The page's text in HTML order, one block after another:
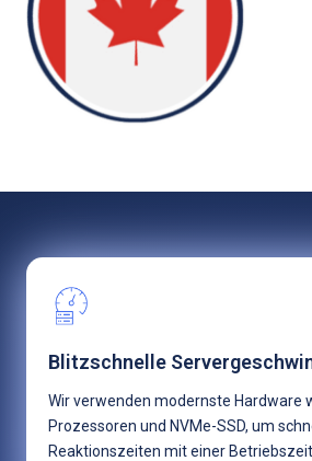
Blitzschnelle
Wir verwenden modernste Hardware
Prozessoren und NVMe-SSD, um
Reaktionszeiten mit einer